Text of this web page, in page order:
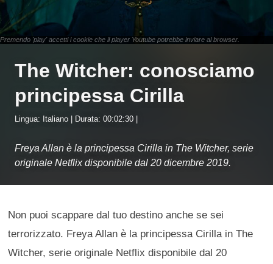
Premendo 'play' accetti i cookie che il player Youtube potrebbe inviare al browser.
The Witcher: conosciamo
principessa Cirilla
Lingua: Italiano | Durata: 00:02:30 |
Freya Allan è la principessa Cirilla in The Witcher, serie
originale Netflix disponibile dal 20 dicembre 2019.
Non puoi scappare dal tuo destino anche se sei
terrorizzato. Freya Allan è la principessa Cirilla in The
Witcher, serie originale Netflix disponibile dal 20